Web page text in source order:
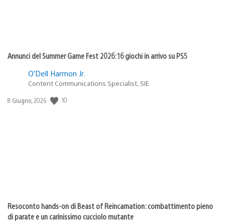
Annunci del Summer Game Fest 2026: 16 giochi in arrivo su PS5
O’Dell Harmon Jr.
Content Communications Specialist, SIE
Data
8 Giugno, 2026 10
Resoconto hands-on di Beast of Reincarnation: combattimento pieno
di parate e un carinissimo cucciolo mutante